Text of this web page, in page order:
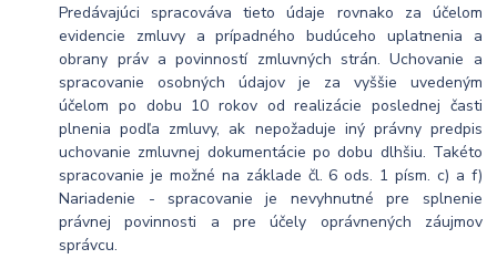
Predávajúci spracováva tieto údaje rovnako za účelom
evidencie zmluvy a prípadného budúceho uplatnenia a
obrany práv a povinností zmluvných strán. Uchovanie a
spracovanie osobných údajov je za vyššie uvedeným
účelom po dobu 10 rokov od realizácie poslednej časti
plnenia podľa zmluvy, ak nepožaduje iný právny predpis
uchovanie zmluvnej dokumentácie po dobu dlhšiu. Takéto
spracovanie je možné na základe čl. 6 ods. 1 písm. c) a f)
Nariadenie - spracovanie je nevyhnutné pre splnenie
právnej povinnosti a pre účely oprávnených záujmov
správcu.